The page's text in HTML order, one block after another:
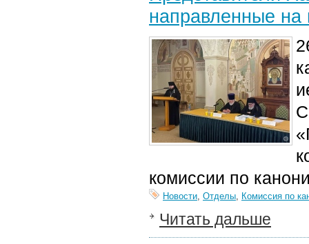
направленные на
комиссии по
Новости, Отделы, Комиссия по
Читать дальше